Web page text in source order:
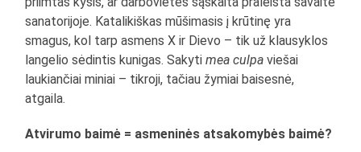
sanatorijoje. Katalikiškas mūšimasis į krūtinę yra
smagus, kol tarp asmens X ir Dievo – tik už klausyklos
langelio sėdintis kunigas. Sakytimea culpa viešai
laukiančiai miniai – tikroji, tačiau žymiai baisesnė,
atgaila.
Atvirumo baimė = asmeninės atsakomybės baimė?